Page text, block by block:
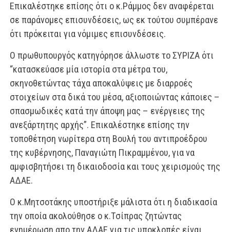
Επικαλέστηκε επίσης ότι ο κ.Ράμμος δεν αναφέρεται
σε παράνομες επισυνδέσεις, ως εκ τούτου συμπέρανε
ότι πρόκειται για νόμιμες επισυνδέσεις.
Ο πρωθυπουργός κατηγόρησε άλλωστε το ΣΥΡΙΖΑ ότι
“κατασκεύασε μία ιστορία στα μέτρα του,
σκηνοθετώντας τάχα αποκαλύψεις με διαρροές
στοιχείων στα δικά του μέσα, αξιοποιώντας κάποιες –
σπασμωδικές κατά την άποψη μας – ενέργειες της
ανεξάρτητης αρχής”. Επικαλέστηκε επίσης την
τοποθέτηση νωρίτερα στη Βουλή του αντιπροέδρου
της κυβέρνησης, Παναγιώτη Πικραμμένου, για να
αμφισβητήσει τη δικαιοδοσία και τους χειρισμούς της
ΑΔΑΕ.
Ο κ.Μητσοτάκης υποστήριξε μάλιστα ότι η διαδικασία
την οποία ακολούθησε ο κ.Τσίπρας ζητώντας
ενημέρωση απο την ΑΔΑΕ για τις υποκλοπές είναι